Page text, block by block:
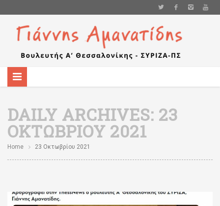
DAILY ARCHIVES: 23
ΟΚΤΩΒΡΊΟΥ 2021
Home 23 Οκτωβρίου 2021